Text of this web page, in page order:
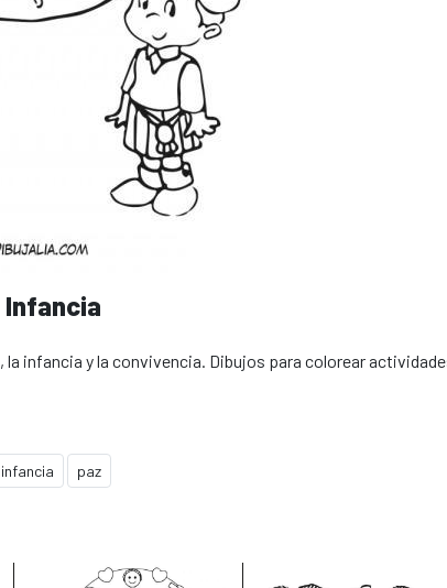
Infancia
la infancia y la convivencia. Dibujos para colorear
paz